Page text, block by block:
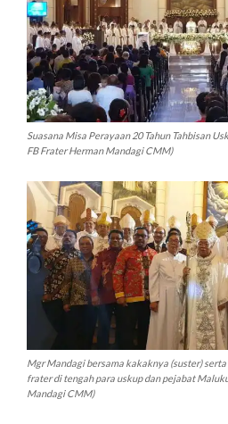
Suasana Misa Perayaan 20 Tahun Tahbisan
FB Frater Herman Mandagi CMM)
Mgr Mandagi bersama kakaknya (suster)
frater di tengah para uskup dan pejabat
Mandagi CMM)